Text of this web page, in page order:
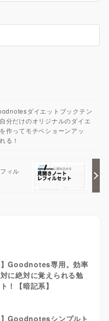
ダイエットブックテン
分だけのオリジナルのダイエ
作ってモチベショーンアッ
る！
ィル
】Goodnotes専用。効率
に絶対に覚えられる勉
！【暗記系】
】Goodnotesシンプルト